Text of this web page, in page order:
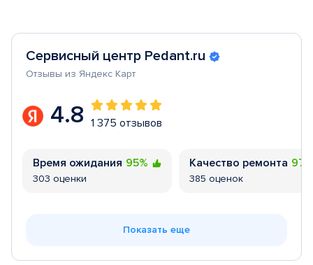
Сервисный центр Pedant.ru
Отзывы из Яндекс Карт
4.8 1 375 отзывов
Время ожидания 95%
303 оценки
Качество ремонта
385 оценок
Показать еще